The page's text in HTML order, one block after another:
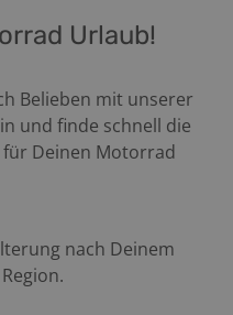
Urlaub!
Belieben mit unserer
und finde schnell die
Deinen Motorrad
nach Deinem